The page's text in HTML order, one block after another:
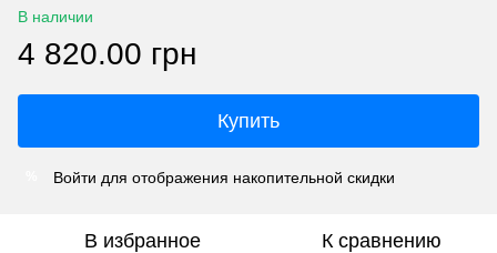
В наличии
4 820.00 грн
Купить
Войти для отображения накопительной скидки
В избранное К сравнению